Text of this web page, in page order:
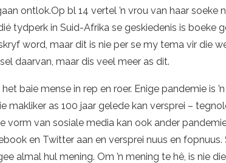
ontlok.Op bl 14 vertel ’n vrou van haar soeke
tydperk in Suid-Afrika se geskiedenis is boeke
word, maar dit is nie per se my tema vir die
daarvan, maar dis veel meer as dit.
baie mense in rep en roer. Enige pandemie is
makliker as 100 jaar gelede kan versprei –
vorm van sosiale media kan ook ander
en Twitter aan en versprei nuus en
almal hul mening. Om ’n mening te hê, is nie